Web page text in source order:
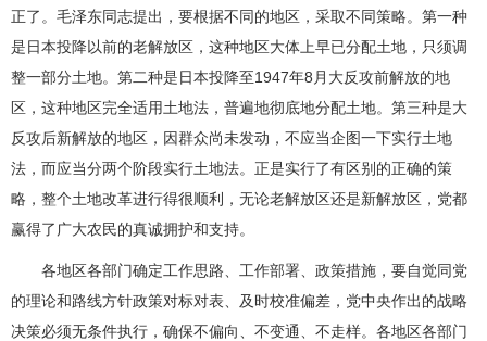
正了。毛泽东同志提出，要根据不同的地区，采取不同策略。第一种
是日本投降以前的老解放区，这种地区大体上早已分配土地，只须调
整一部分土地。第二种是日本投降至1947年8月大反攻前解放的地
区，这种地区完全适用土地法，普遍地彻底地分配土地。第三种是大
反攻后新解放的地区，因群众尚未发动，不应当企图一下实行土地
法，而应当分两个阶段实行土地法。正是实行了有区别的正确的策
略，整个土地改革进行得很顺利，无论老解放区还是新解放区，党都
赢得了广大农民的真诚拥护和支持。
各地区各部门确定工作思路、工作部署、政策措施，要自觉同党
的理论和路线方针政策对标对表、及时校准偏差，党中央作出的战略
决策必须无条件执行，确保不偏向、不变通、不走样。各地区各部门